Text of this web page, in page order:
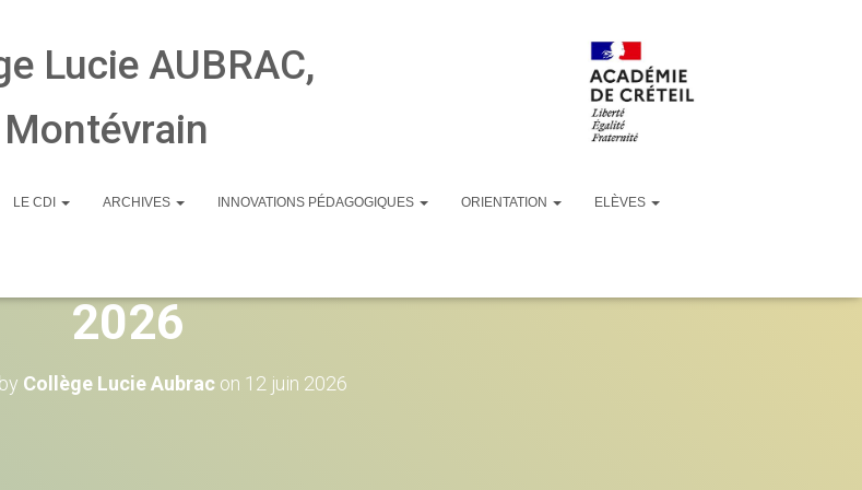
Lucie AUBRAC,
Montévrain
LE CDI ARCHIVES INNOVATIONS PÉDAGOGIQUES ORIENTATION ELÈVES
des élèves – Septembre
2026
Collège Lucie Aubracon 12 juin 2026